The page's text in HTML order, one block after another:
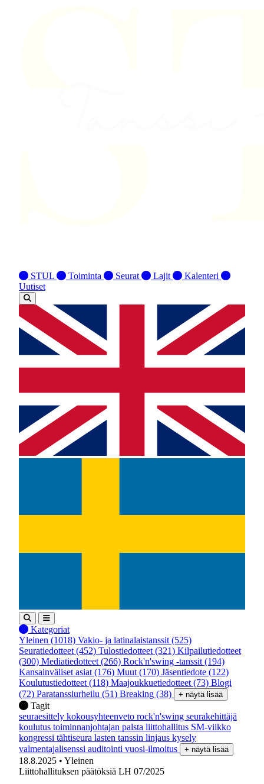
STUL Toiminta Seurat Lajit
Kalenteri
Uutiset
Kategoriat
Yleinen (1018) Vakio- ja latinalaistanssit (525)
Seuratiedotteet (452) Tulostiedotteet (321) Kilpailutiedotteet
(300) Mediatiedotteet (266) Rock'n'swing -tanssit (194)
Kansainväliset asiat (176) Muut (170) Jäsentiedote (122)
Koulutustiedotteet (118) Maajoukkuetiedotteet (73) Blogi
(72) Paratanssiurheilu (51) Breaking (38) + näytä lisää
Tagit
seuraesittely kokousyhteenveto rock'n'swing seurakehittäjä
koulutus toiminnanjohtajan palsta liittohallitus SM-viikko
kongressi tähtiseura lasten tanssin linjaus kysely
valmentajalisenssi auditointi vuosi-ilmoitus + näytä lisää
18.8.2025 • Yleinen
Liittohallituksen päätöksiä LH 07/2025